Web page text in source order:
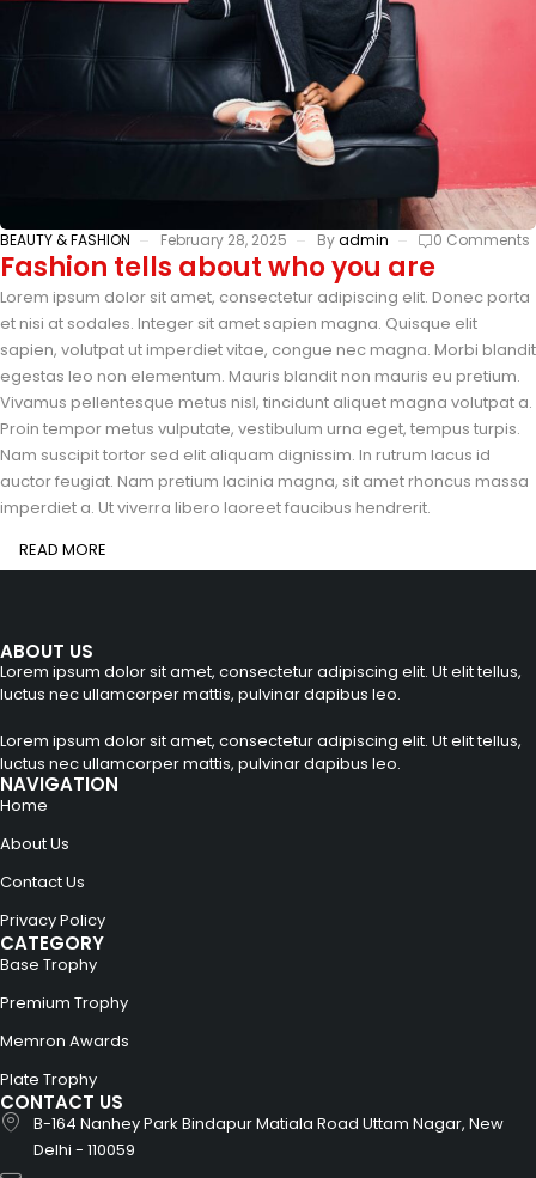
BEAUTY & FASHION February 28, 2025 Byadmin 0 Comments
Fashion tells about who you are
Lorem ipsum dolor sit amet, consectetur adipiscing elit. Donec porta
et nisi at sodales. Integer sit amet sapien magna. Quisque elit
sapien, volutpat ut imperdiet vitae, congue nec magna. Morbi blandit
egestas leo non elementum. Mauris blandit non mauris eu pretium.
Vivamus pellentesque metus nisl, tincidunt aliquet magna volutpat a.
Proin tempor metus vulputate, vestibulum urna eget, tempus turpis.
Nam suscipit tortor sed elit aliquam dignissim. In rutrum lacus id
auctor feugiat. Nam pretium lacinia magna, sit amet rhoncus massa
imperdiet a. Ut viverra libero laoreet faucibus hendrerit.
READ MORE
ABOUT US
Lorem ipsum dolor sit amet, consectetur adipiscing elit. Ut elit tellus,
luctus nec ullamcorper mattis, pulvinar dapibus leo.
Lorem ipsum dolor sit amet, consectetur adipiscing elit. Ut elit tellus,
luctus nec ullamcorper mattis, pulvinar dapibus leo.
NAVIGATION
Home
About Us
Contact Us
Privacy Policy
CATEGORY
Base Trophy
Premium Trophy
Memron Awards
Plate Trophy
CONTACT US
B-164 Nanhey Park Bindapur Matiala Road Uttam Nagar, New
Delhi - 110059